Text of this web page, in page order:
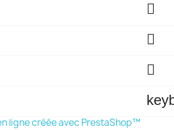



ligne créée avec PrestaShop™